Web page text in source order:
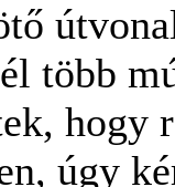
több
hogy
úgy